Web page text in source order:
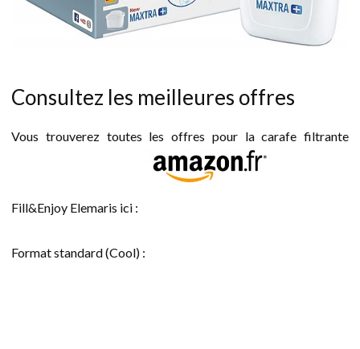
Consultez les meilleures offres
Vous trouverez toutes les offres pour la carafe filtrante
Fill&Enjoy Elemaris ici :
Format standard (Cool) :